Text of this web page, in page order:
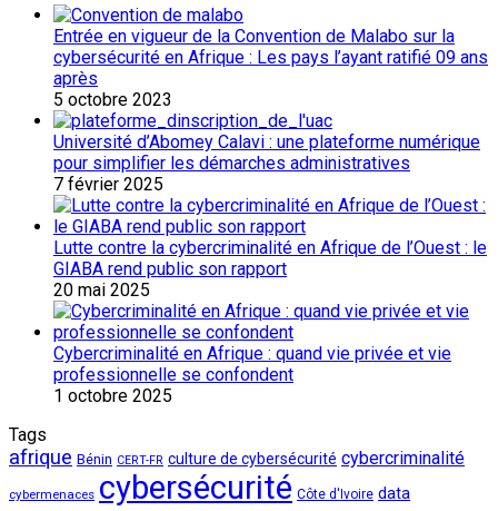
Entrée en vigueur de la Convention de Malabo sur la
cybersécurité en Afrique : Les pays l’ayant ratifié 09 ans
après
5 octobre 2023
Université d’Abomey Calavi : une plateforme numérique
pour simplifier les démarches administratives
7 février 2025
Lutte contre la cybercriminalité en Afrique de l’Ouest : le
GIABA rend public son rapport
20 mai 2025
Cybercriminalité en Afrique : quand vie privée et vie
professionnelle se confondent
1 octobre 2025
Tags
afrique Bénin CERT-FR culture de cybersécurité cybercriminalité
cybermenaces cybersécurité Côte d'Ivoire data